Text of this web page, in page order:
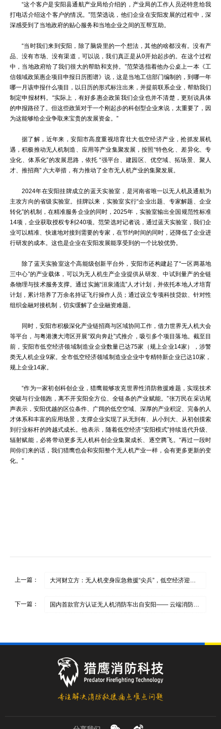
“这个客户是安阳县通航产业局给介绍的，产业局的工作人员还特意给我
打电话介绍这个客户的情况。”范荣选说，他们企业在安阳发展的过程中，深
深感受到了当地政府的贴心服务和当地企业之间的互帮互助。
“当时我们来到安阳，除了脑袋里的一个想法，其他的啥都没有。没有产
品、没有市场、没有渠道，可以说，我们真正是从0开始起步的。在这个过程
中，当地政府给了我们很大的帮助和支持。”范荣选指着他办公桌上一本《工
信领域政策惠企项目申报日历图谱》说，这是当地工信部门编制的，到哪一年
哪一月该申报什么项目，以日历的形式标注出来，并提前联系企业，帮助我们
制定申报材料。“实际上，有好多惠企政策我们企业也并不清楚，更别说具体
的申报路径了。但这些政策对于一个刚起步的科创型企业来说，太重要了，因
为这能够给企业争取来宝贵的发展资金。”
据了解，近年来，安阳市高度重视培育壮大低空经济产业，抢抓发展机
遇，积极推动无人机制造、应用等产业集聚发展，按照“特色化 、差异化、专
业化、体系化”的发展思路，依托 “强平台、建园区、优空域、拓场景、聚人
才、推招商” 六大举措，有力推动了全市无人机产业的集聚发展。
2024年在安阳挂牌成立的‌蓝天实验室，‌是河南省唯一以无人机及通航为
主攻方向的省级实验室。挂牌以来，实验室实行“企业出题、专家解题、企业
转化”的机制，在精准服务企业的同时，2025年，实验室输出全国规范性标准
14项，企业获取授权专利240项。范荣选对记者说，通过蓝天实验室，我们企
业可以精准、快速地对接到需要的专家，在节约时间的同时，还降低了企业进
行研发的成本。这也是企业在安阳发展能享受到的一个比较优势。
除了蓝天实验室这个高能级创新平台外，安阳市还‌构建起了“一区两基地
三中心”的产业载体‌，可以为无人机生产企业提供从研发、中试到量产的全链
条物理与技术服务支撑。通过实施“洹泉涌流”人才计划，并依托本地人才培育
计划，累计培养了万余名持证飞行操作人员；通过设立专项科技贷款、针对性
组织金融对接机制，切实缓解了企业融资难题。
同时，安阳市积极‌深化产业链招商与区域协同工作，‌借力世界无人机大会
等平台，‌与粤港澳大湾区开展“双向奔赴”式推介‌，吸引多个项目落地。截至目
前，安阳市低空经济领域制造业企业数量已达75家（规上企业14家），涉警
类无人机企业9家。全市低空经济领域制造业企业中专精特新企业已达10家，
规上企业14家。
“作为一家初创科创企业，猎鹰能够攻克世界性消防救援难题，实现技术
突破与行业领跑，离不开安阳全方位、全链条的产业赋能。”张万民在采访尾
声表示，安阳优越的区位条件、广阔的低空空域、深厚的产业积淀、完备的人
才体系和丰富的应用场景，支撑企业实现了从无到有、从小到大、从初创摸索
到行业标杆的跨越式成长。他表示，随着低空经济“安阳模式”持续迭代升级、
辐射赋能，必将带动更多无人机科创企业集聚成长、逐空腾飞。“再过一段时
间你们来的话，我们猎鹰也会和安阳整个无人机产业一样，会有更多更新的变
化。”
上一篇：
下一篇：